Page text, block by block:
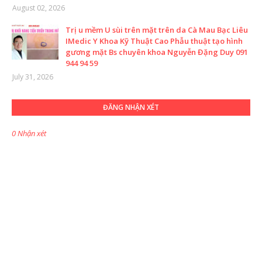
August 02, 2026
Trị u mềm U sùi trên mặt trên da Cà Mau Bạc Liêu
IMedic Y Khoa Kỹ Thuật Cao Phẫu thuật tạo hình
gương mặt Bs chuyên khoa Nguyễn Đặng Duy 091
944 94 59
July 31, 2026
ĐĂNG NHẬN XÉT
0 Nhận xét